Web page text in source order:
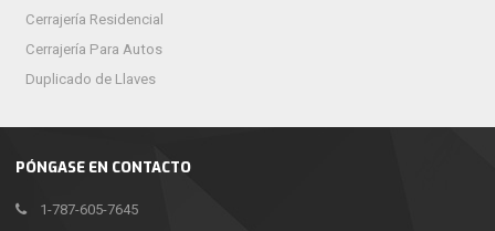
PÓNGASE EN CONTACTO
1-787-605-7645
Cerrajería Residencial
Cerrajería Para Autos
Duplicado de Llaves